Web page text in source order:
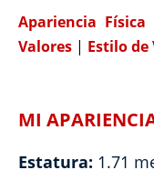
Apariencia Física
Valores | Estilo de
MI
Estatura: 1.71